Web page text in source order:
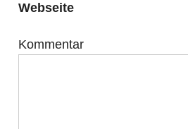
Webseite
Kommentar